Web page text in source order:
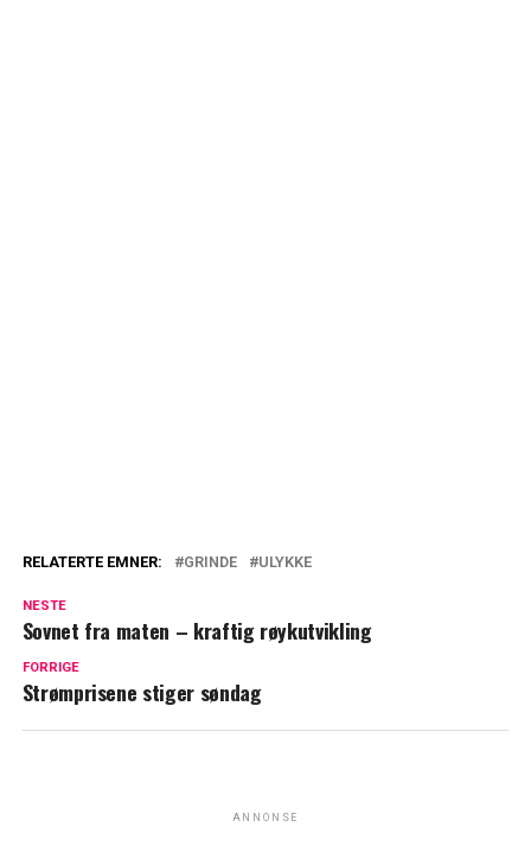
RELATERTE EMNER: GRINDE ULYKKE
NESTE
Sovnet fra maten – kraftig røykutvikling
FORRIGE
Strømprisene stiger søndag
ANNONSE